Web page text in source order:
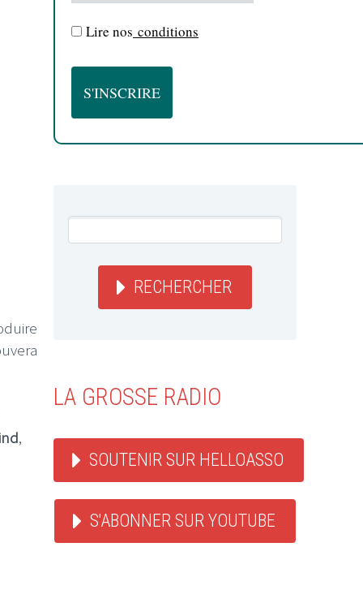
,
Lire nos conditions
RECHERCHER
LA GROSSE RADIO
SOUTENIR SUR HELLOASSO
S'ABONNER SUR YOUTUBE